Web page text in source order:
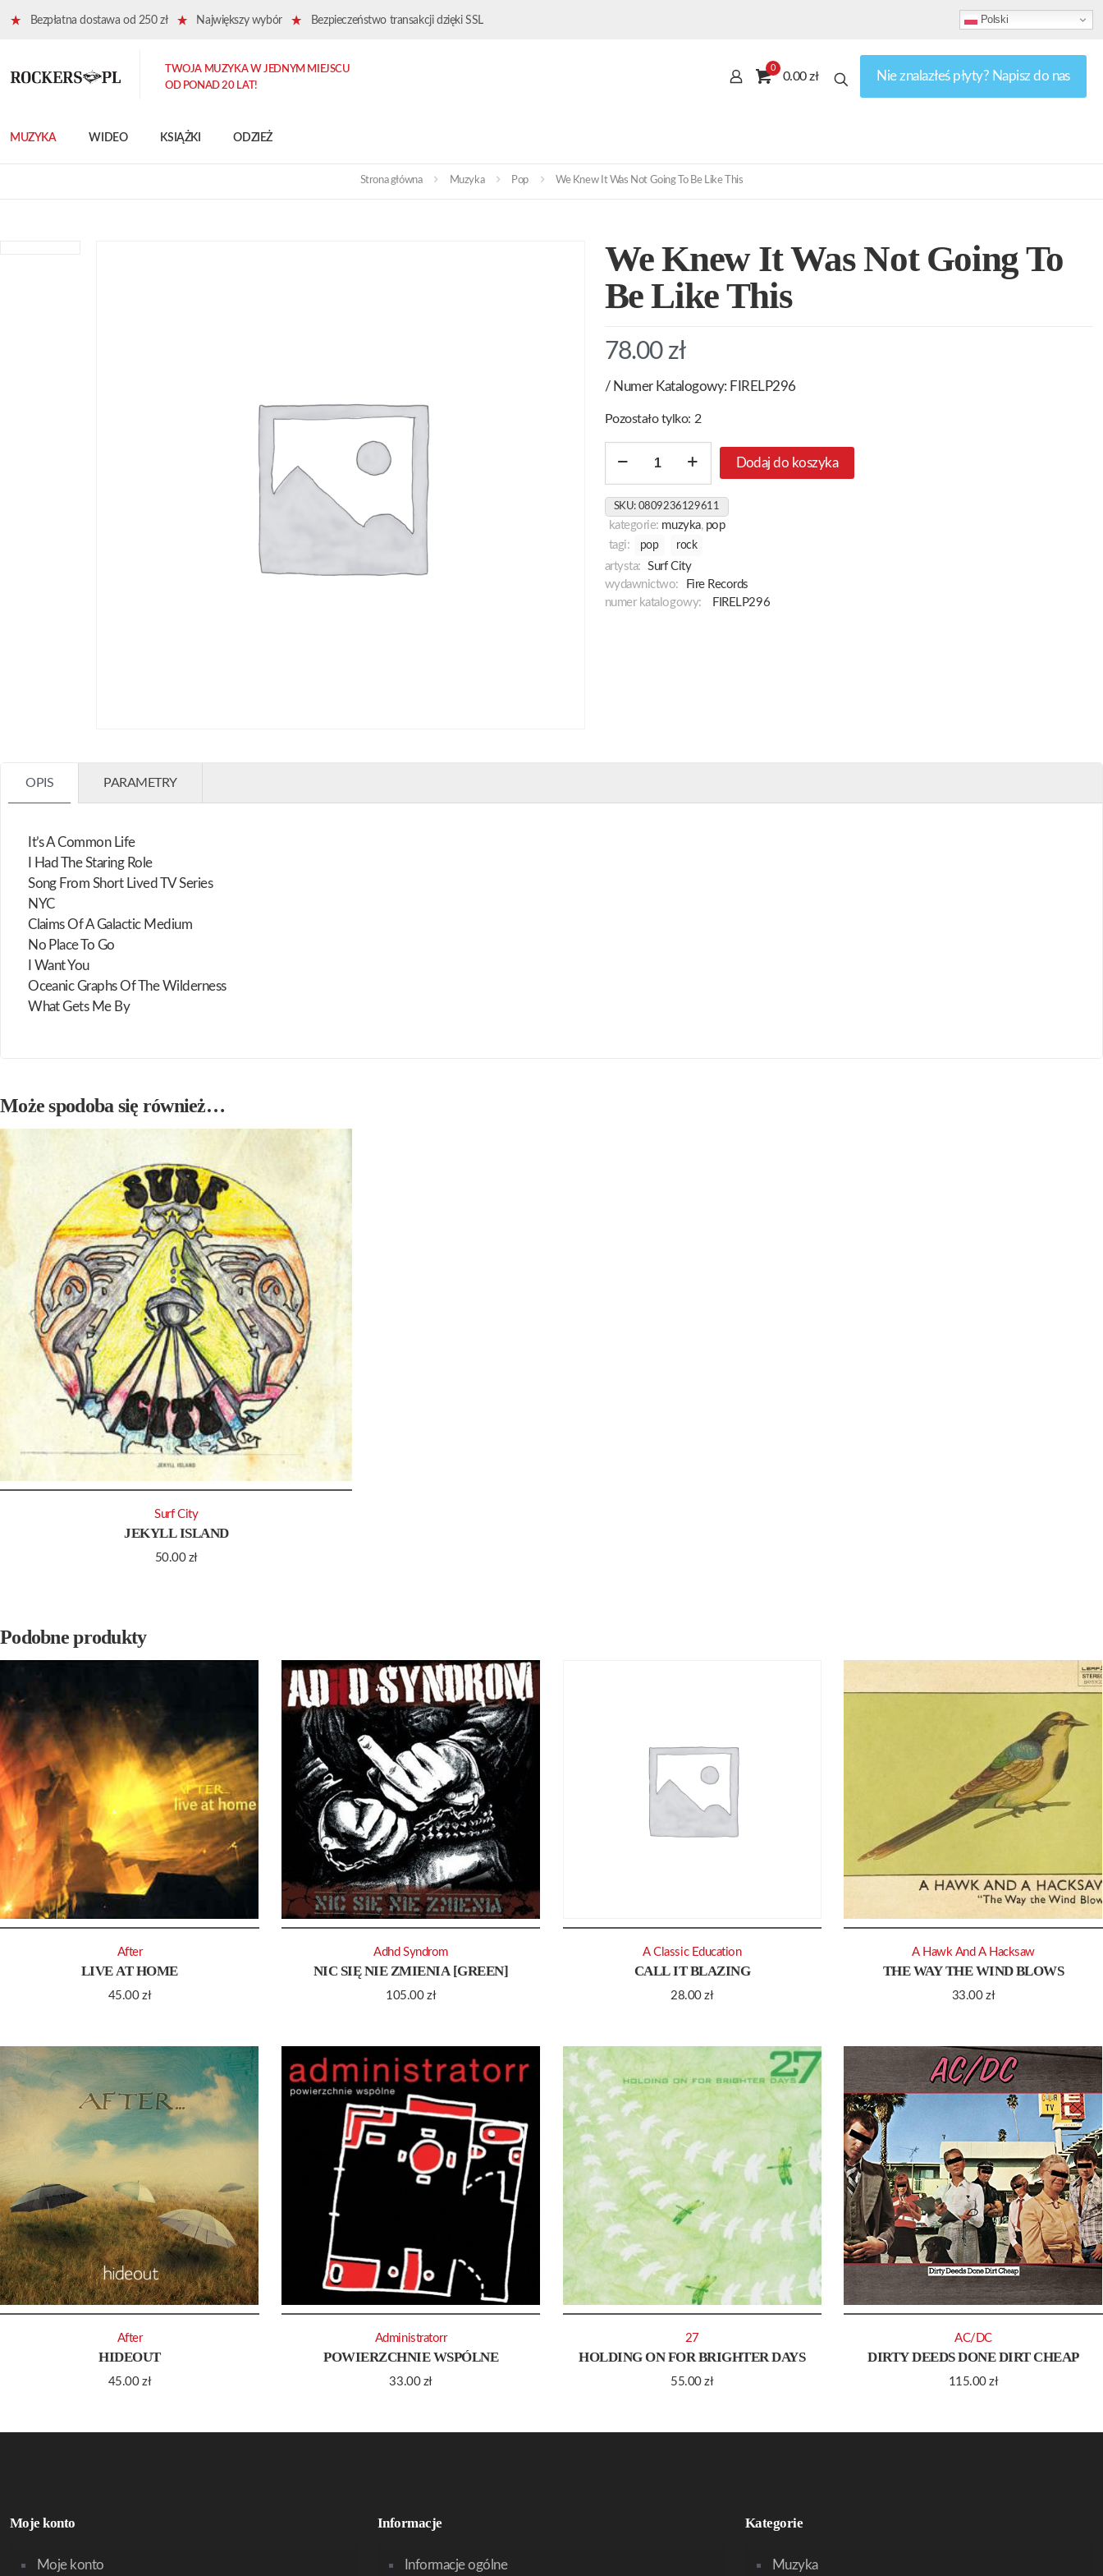
Bezpłatna dostawa od 250 zł Największy wybór Bezpieczeństwo transakcji dzięki SSL Polski
MUZYKA WIDEO KSIĄŻKI ODZIEŻ
TWOJA MUZYKA W JEDNYM MIEJSCU
OD PONAD 20 LAT!
0
0.00 zł Nie znalazłeś płyty? Napisz do nas
Strona główna Muzyka Pop We Knew It Was Not Going To Be Like This
We Knew It Was Not Going To
Be Like This
78.00 zł
/ Numer Katalogowy: FIRELP296
Pozostało tylko: 2
It
Was
Not
Going
To
Dodaj do koszyka
SKU: 0809236129611
kategorie: muzyka, pop
tagi:
pop rock
artysta:
Surf City
wydawnictwo:
Fire Records
numer katalogowy:
FIRELP296
OPIS PARAMETRY
It’s A Common Life
I Had The Staring Role
Song From Short Lived TV Series
NYC
Claims Of A Galactic Medium
No Place To Go
I Want You
Oceanic Graphs Of The Wilderness
What Gets Me By
Może spodoba się również…
JEKYLL ISLAND
50.00 zł
Surf City
Podobne produkty
LIVE AT HOME
45.00zł
After
NIC SIĘ NIE ZMIENIA [GREEN]
105.00 zł
Adhd Syndrom
CALL IT BLAZING
28.00zł
A Classic Education
THE WAY THE WIND BLOWS
33.00zł
A Hawk And A Hacksaw
HIDEOUT
45.00zł
After
POWIERZCHNIE WSPÓLNE
33.00 zł
Administratorr
HOLDING ON FOR BRIGHTER DAYS
55.00zł
27
DIRTY DEEDS DONE DIRT CHEAP
115.00zł
AC/DC
Moje konto
Moje konto
Informacje
Informacje ogólne
Kategorie
Muzyka